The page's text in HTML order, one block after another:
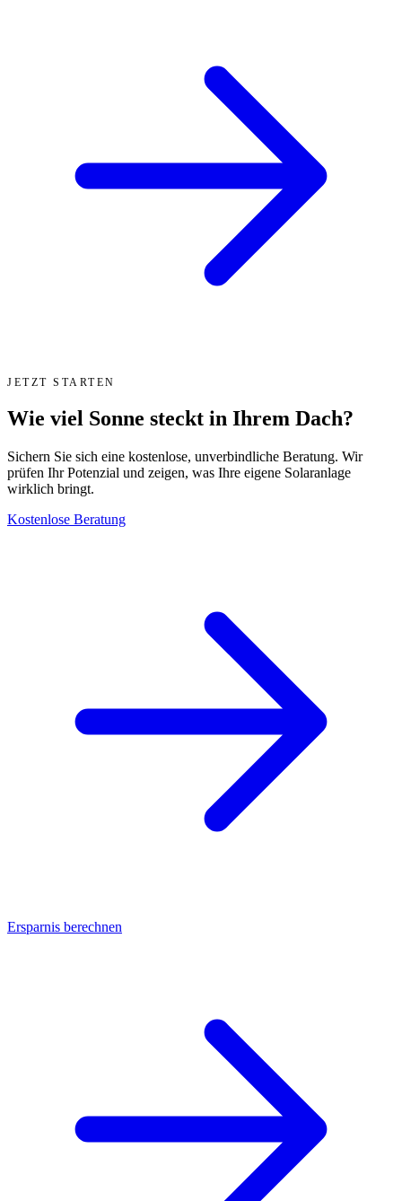
JETZT STARTEN
Wie viel Sonne steckt in Ihrem Dach?
Sichern Sie sich eine kostenlose, unverbindliche Beratung. Wir
prüfen Ihr Potenzial und zeigen, was Ihre eigene Solaranlage
wirklich bringt.
Kostenlose Beratung
Ersparnis berechnen